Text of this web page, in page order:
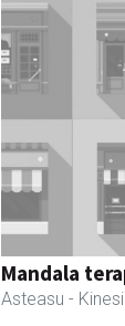
Mandala
Asteasu -